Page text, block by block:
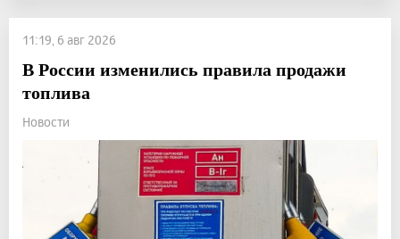
11:19, 6 авг 2026
В России изменились правила продажи
топлива
Новости